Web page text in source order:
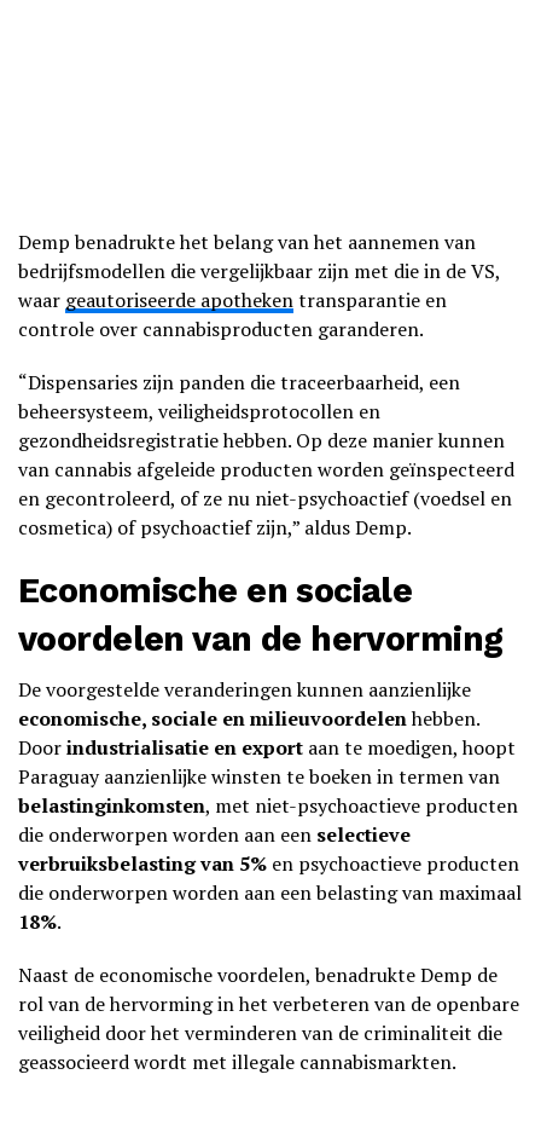
Demp benadrukte het belang van het aannemen van
bedrijfsmodellen die vergelijkbaar zijn met die in de VS,
waar geautoriseerde apothekentransparantie en
controle over cannabisproducten garanderen.
“Dispensaries zijn panden die traceerbaarheid, een
beheersysteem, veiligheidsprotocollen en
gezondheidsregistratie hebben. Op deze manier kunnen
van cannabis afgeleide producten worden geïnspecteerd
en gecontroleerd, of ze nu niet-psychoactief (voedsel en
cosmetica) of psychoactief zijn,” aldus Demp.
Economische en sociale
voordelen van de hervorming
De voorgestelde veranderingen kunnen aanzienlijke
economische, sociale en milieuvoordelenhebben.
Doorindustrialisatie en export aan te moedigen, hoopt
Paraguay aanzienlijke winsten te boeken in termen van
belastinginkomsten, met niet-psychoactieve producten
die onderworpen worden aan een selectieve
verbruiksbelasting van 5% en psychoactieve producten
die onderworpen worden aan een belasting van maximaal
18%.
Naast de economische voordelen, benadrukte Demp de
rol van de hervorming in het verbeteren van de openbare
veiligheid door het verminderen van de criminaliteit die
geassocieerd wordt met illegale cannabismarkten.